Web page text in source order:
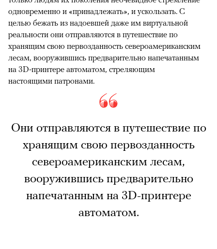
одновременно и «принадлежать», и ускользать. С
целью бежать из надоевшей даже им виртуальной
реальности они отправляются в путешествие по
хранящим свою первозданность североамериканским
лесам, вооружившись предварительно напечатанным
на 3D-принтере автоматом, стреляющим
настоящими патронами.
Они отправляются в путешествие по
хранящим свою первозданность
североамериканским лесам,
вооружившись предварительно
напечатанным на 3D-принтере
автоматом.